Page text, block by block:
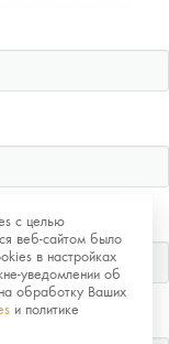
с целью
веб-сайтом было
в настройках
уведомлении об
обработку Ваших
и политике